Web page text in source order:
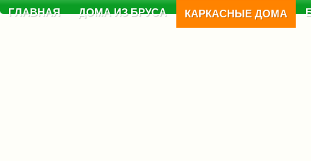
ГЛАВНАЯ
ДОМА ИЗ БРУСА КАРКАСНЫЕ ДОМА